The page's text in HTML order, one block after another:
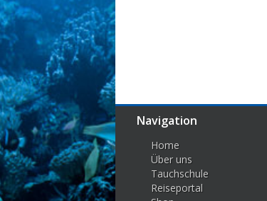
Navigation
Home
Über uns
Tauchschule
Reiseportal